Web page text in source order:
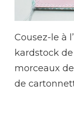
Cousez-le à
kardstock de
morceaux
de